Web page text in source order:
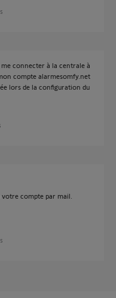
connecter à la centrale à
compte alarmesomfy.net
lors de la configuration du
compte par mail.